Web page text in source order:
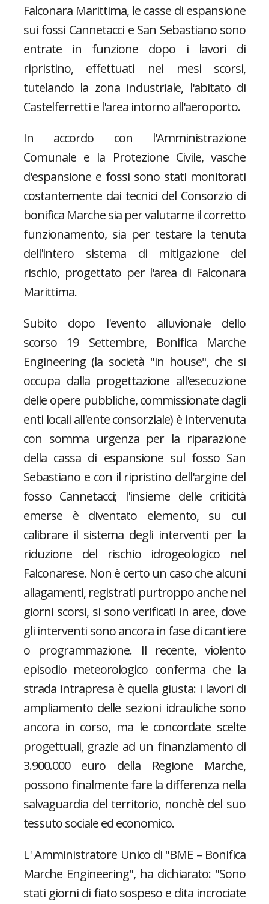
Falconara Marittima, le casse di espansione
sui fossi Cannetacci e San Sebastiano sono
entrate in funzione dopo i lavori di
ripristino, effettuati nei mesi scorsi,
tutelando la zona industriale, l'abitato di
Castelferretti e l'area intorno all'aeroporto.
In accordo con l'Amministrazione
Comunale e la Protezione Civile, vasche
d'espansione e fossi sono stati monitorati
costantemente dai tecnici del Consorzio di
bonifica Marche sia per valutarne il corretto
funzionamento, sia per testare la tenuta
dell'intero sistema di mitigazione del
rischio, progettato per l'area di Falconara
Marittima.
Subito dopo l'evento alluvionale dello
scorso 19 Settembre, Bonifica Marche
Engineering (la società "in house", che si
occupa dalla progettazione all'esecuzione
delle opere pubbliche, commissionate dagli
enti locali all'ente consorziale) è intervenuta
con somma urgenza per la riparazione
della cassa di espansione sul fosso San
Sebastiano e con il ripristino dell'argine del
fosso Cannetacci; l'insieme delle criticità
emerse è diventato elemento, su cui
calibrare il sistema degli interventi per la
riduzione del rischio idrogeologico nel
Falconarese. Non è certo un caso che alcuni
allagamenti, registrati purtroppo anche nei
giorni scorsi, si sono verificati in aree, dove
gli interventi sono ancora in fase di cantiere
o programmazione. Il recente, violento
episodio meteorologico conferma che la
strada intrapresa è quella giusta: i lavori di
ampliamento delle sezioni idrauliche sono
ancora in corso, ma le concordate scelte
progettuali, grazie ad un finanziamento di
3.900.000 euro della Regione Marche,
possono finalmente fare la differenza nella
salvaguardia del territorio, nonchè del suo
tessuto sociale ed economico.
L' Amministratore Unico di "BME – Bonifica
Marche Engineering", ha dichiarato: "Sono
stati giorni di fiato sospeso e dita incrociate